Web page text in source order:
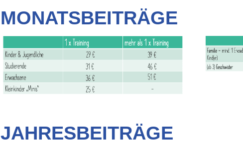
MONATSBEITRÄGE
JAHRESBEITRÄGE
Probemitgliedschaft